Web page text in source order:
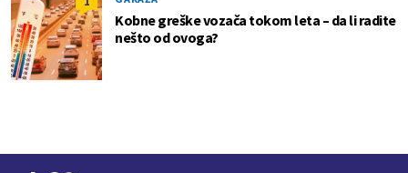
Kobne greške vozača tokom leta – da li radite
nešto od ovoga?